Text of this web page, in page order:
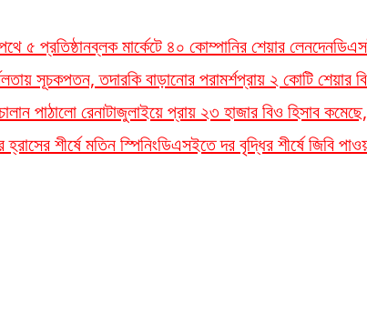
৫ প্রতিষ্ঠানব্লক মার্কেটে ৪০ কোম্পানির শেয়ার লেনদেন
সূচকপতন, তদারকি বাড়ানোর পরামর্শপ্রায় ২ কোটি শেয়ার
পাঠালো রেনাটাজুলাইয়ে প্রায় ২৩ হাজার বিও হিসাব
শীর্ষে মতিন স্পিনিংডিএসইতে দর বৃদ্ধির শীর্ষে জিবি